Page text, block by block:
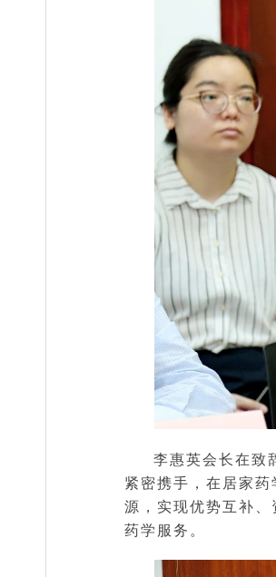
李惠英会长在致
紧密携手，在居家
源，实现优势互补
药学服务。